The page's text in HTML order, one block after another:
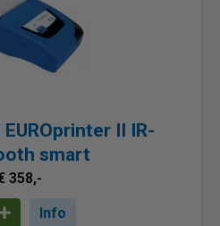
EUROprinter II IR-
smart
358,-
Info